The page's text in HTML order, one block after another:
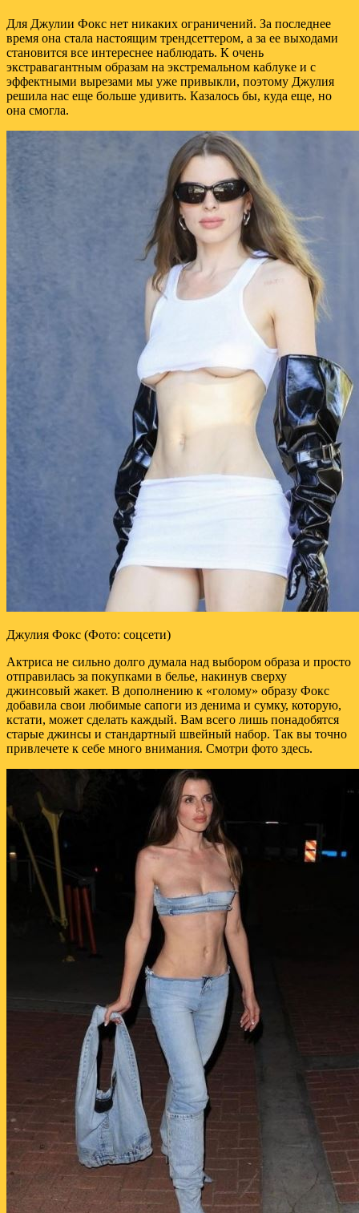
Для Джулии Фокс нет никаких ограничений. За последнее
время она стала настоящим трендсеттером, а за ее выходами
становится все интереснее наблюдать. К очень
экстравагантным образам на экстремальном каблуке и с
эффектными вырезами мы уже привыкли, поэтому Джулия
решила нас еще больше удивить. Казалось бы, куда еще, но
она смогла.
Джулия Фокс (Фото: соцсети)
Актриса не сильно долго думала над выбором образа и просто
отправилась за покупками в белье, накинув сверху
джинсовый жакет. В дополнению к «голому» образу Фокс
добавила свои любимые сапоги из денима и сумку, которую,
кстати, может сделать каждый. Вам всего лишь понадобятся
старые джинсы и стандартный швейный набор. Так вы точно
привлечете к себе много внимания. Смотри фото здесь.